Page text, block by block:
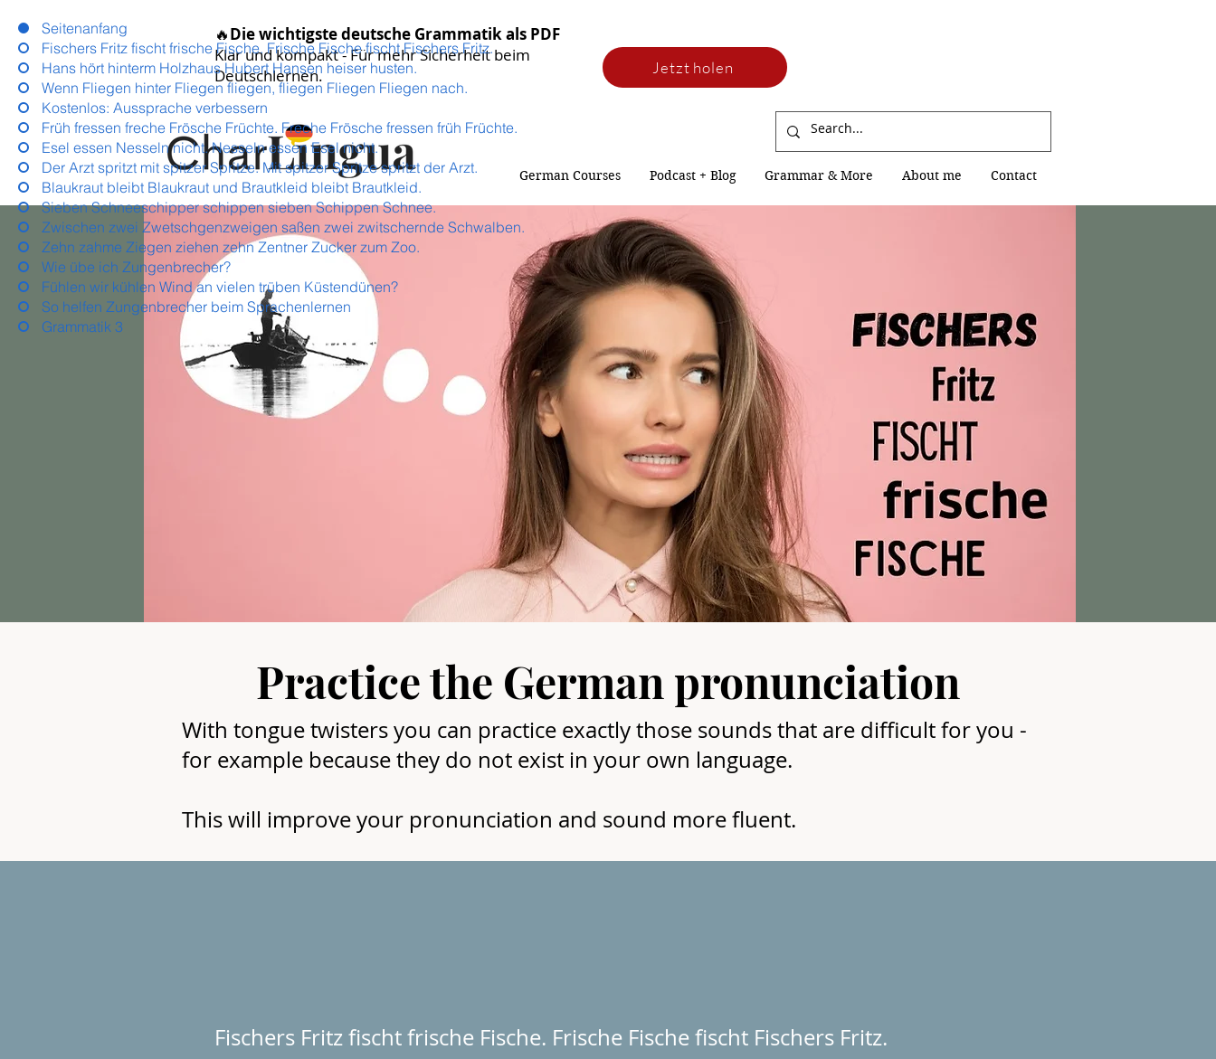
🔥Die wichtigste deutsche Grammatik als PDF
Klar und kompakt - Für mehr Sicherheit beim
Deutschlernen.
Jetzt holen
German Courses Podcast + Blog Grammar & More About me Contact
Seitenanfang
Fischers Fritz fischt frische Fische. Frische Fische fischt Fischers Fritz.
Hans hört hinterm Holzhaus Hubert Hansen heiser husten.
Wenn Fliegen hinter Fliegen fliegen, fliegen Fliegen Fliegen nach.
Kostenlos: Aussprache verbessern
Früh fressen freche Frösche Früchte. Freche Frösche fressen früh Früchte.
Esel essen Nesseln nicht. Nesseln essen Esel nicht.
Der Arzt spritzt mit spitzer Spritze. Mit spitzer Spritze spritzt der Arzt.
Blaukraut bleibt Blaukraut und Brautkleid bleibt Brautkleid.
Sieben Schneeschipper schippen sieben Schippen Schnee.
Zwischen zwei Zwetschgenzweigen saßen zwei zwitschernde Schwalben.
Zehn zahme Ziegen ziehen zehn Zentner Zucker zum Zoo.
Wie übe ich Zungenbrecher?​​
Fühlen wir kühlen Wind an vielen trüben Küstendünen?
So helfen Zungenbrecher beim Sprachenlernen
Grammatik 3
Practice the German pronunciation
With tongue twisters you can practice exactly those sounds that are difficult for you -
for example because they do not exist in your own language.
This will improve your pronunciation and sound more fluent.
Fischers Fritz fischt frische Fische. Frische Fische fischt Fischers Fritz.